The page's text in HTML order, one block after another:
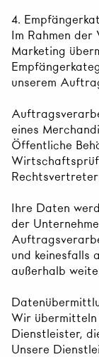
4.
Im Rahmen der
Marketing
unserem
eines
Öffentliche
Ihre Daten
der
und keinesfalls
außerhalb
Wir übermitteln
Dienstleister,
Unsere